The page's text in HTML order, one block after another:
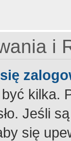
i
kilka.
Jeśli
się